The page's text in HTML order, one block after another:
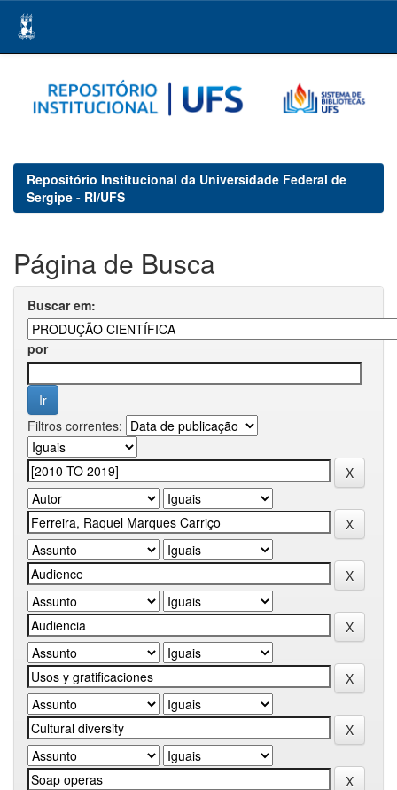
navigation
Repositório Institucional da Universidade Federal de
Sergipe - RI/UFS
Página de Busca
Buscar em:
por
Filtros correntes: